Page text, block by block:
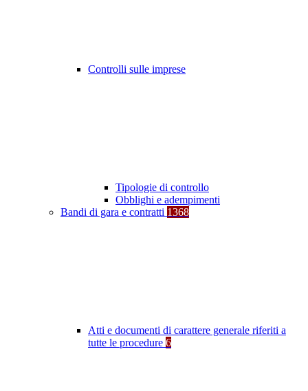
Controlli sulle imprese
Tipologie di controllo
Obblighi e adempimenti
Bandi di gara e contratti 1368
Atti e documenti di carattere generale riferiti a
tutte le procedure 6